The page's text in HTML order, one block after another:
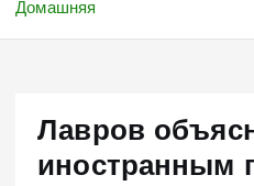
Домашняя
Лавров
иностранным